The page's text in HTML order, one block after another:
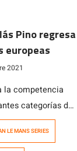
Pino regresa
europeas
2021
la competencia
categorías del
fin de semana,
de Spa-
LE MANS SERIES